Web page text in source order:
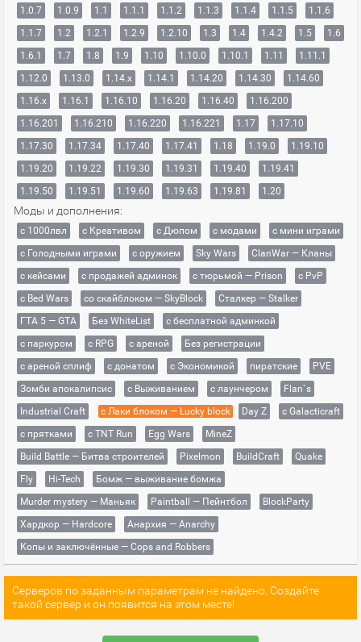
1.0.7
1.0.9 1.1 1.1.1 1.1.2 1.1.3 1.1.4 1.1.5
1.1.6
1.1.7
1.2 1.2.1 1.2.9 1.2.10 1.3 1.4 1.4.2 1.5
1.6
1.6.1
1.7 1.8 1.9 1.10 1.10.0 1.10.1 1.11
1.11.1
1.12.0
1.13.0 1.14.x 1.14.1 1.14.20 1.14.30
1.14.60
1.16.x
1.16.1 1.16.10 1.16.20 1.16.40
1.16.200
1.16.201
1.16.210 1.16.220 1.16.221 1.17
1.17.10
1.17.30
1.17.34 1.17.40 1.17.41 1.18 1.19.0
1.19.10
1.19.20
1.19.22 1.19.30 1.19.31 1.19.40
1.19.41
1.19.50
1.19.51 1.19.60 1.19.63 1.19.81 1.20
Моды и дополнения:
с 1000лвл c Креативом с Дюпом с модами
с мини играми
с Голодными играми
с оружием Sky Wars
ClanWar — Кланы
с кейсами
с продажей админок с тюрьмой — Prison
с PvP
с Bed Wars
со скайблоком — SkyBlock
Сталкер — Stalker
ГТА 5 — GTA
Без WhiteList
с бесплатной админкой
с паркуром
с RPG с ареной
Без регистрации
с ареной сплиф
с донатом с Экономикой пиратские
PVE
Зомби апокалипсис
с Выживанием с лаунчером
Flan`s
Industrial Craft
с Лаки блоком — Lucky block Day Z
с Galacticraft
с прятками
с TNT Run Egg Wars
MineZ
Build Battle — Битва строителей
Pixelmon BuildCraft
Quake
Fly
Hi-Tech
Бомж — выживание бомжа
Murder mystery — Маньяк
Paintball — Пейнтбол
BlockParty
Хардкор — Hardcore
Анархия — Anarchy
Копы и заключённые — Cops and Robbers
Серверов по заданным параметрам не найдено. Создайте
такой сервер и он появится на этом месте!